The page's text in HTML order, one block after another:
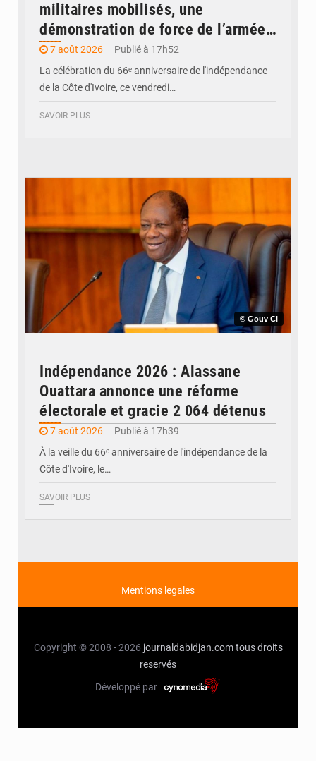
militaires mobilisés, une
démonstration de force de l’armée
ivoirienne à Yopougon
7 août 2026
Publié à 17h52
La célébration du 66ᵉ anniversaire de l'indépendance
de la Côte d'Ivoire, ce vendredi…
SAVOIR PLUS
© Gouv CI
Indépendance 2026 : Alassane
Ouattara annonce une réforme
électorale et gracie 2 064 détenus
7 août 2026
Publié à 17h39
À la veille du 66ᵉ anniversaire de l'indépendance de la
Côte d'Ivoire, le…
SAVOIR PLUS
Mentions legales
Copyright © 2008 - 2026 journaldabidjan.com tous droits
reservés
Développé par